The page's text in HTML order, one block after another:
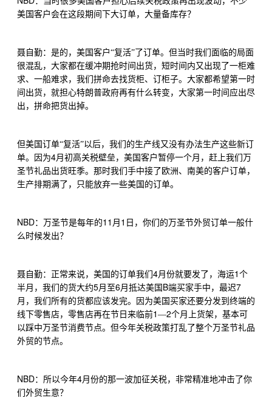
美国客户会在这段期间下大订单，大量备库存？
聂自勤：是的，美国客户“复活”了订单。但当时我们面临的局面
很混乱，大家都在缓冲期抢时间出货，短时间内又出现了一柜难
求、一船难求，我们拼命去找货柜、订柜子。大家都希望第一时
间出货，就担心特朗普政府再有什么转变，大家第一时间应出尽
出，拼命把货出掉。
但美国订单“复活”以后，我们的生产线又没有办法生产这些新订
单。因为4月初高关税壁垒，美国客户暂停一个月，赶上我们万
圣节礼品出货旺季。那时我们手中接了欧洲、南美的客户订单，
生产排期满了，只能放弃一些美国的订单。
NBD：万圣节是每年的11 月 1 日，你们的万圣节外贸订单一般什
么时候发出？
聂自勤：正常来说，美国的订单我们 4月份就要发了，海运1 个
半月，我们的货大约5月至6月抵达美国 B端买家手中，最迟7
月，我们所有的货都应该发完。因为美国买家还要分发到终端的
线下零售店，零售店再在节日来临前1 —2个月上货架，基本可
以踩中万圣节消费节点。但今年关税政策打乱了整个万圣节礼品
外贸的节点。
NBD：所以今年4月份的那一波加征关税，非常精准地冲击了你
们外贸生意？